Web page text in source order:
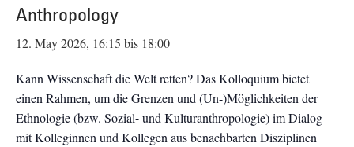
Anthropology
12. May 2026, 16:15 bis 18:00
Kann Wissenschaft die Welt retten? Das Kolloquium bietet
einen Rahmen, um die Grenzen und (Un-)Möglichkeiten der
Ethnologie (bzw. Sozial- und Kulturanthropologie) im Dialog
mit Kolleginnen und Kollegen aus benachbarten Disziplinen